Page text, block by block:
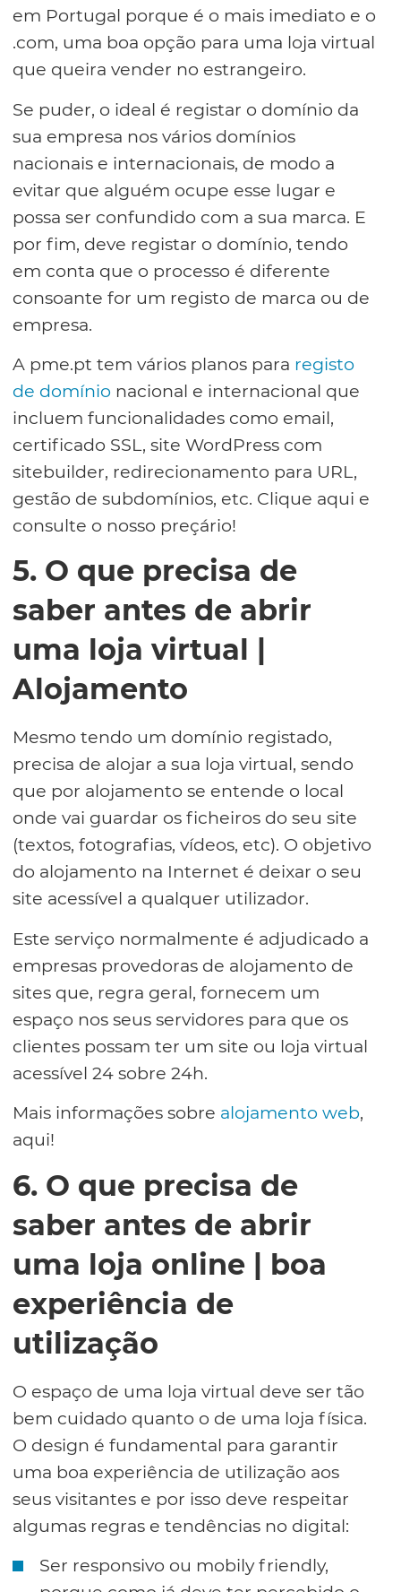
em Portugal porque é o mais imediato e o
.com, uma boa opção para uma loja virtual
que queira vender no estrangeiro.
Se puder, o ideal é registar o domínio da
sua empresa nos vários domínios
nacionais e internacionais, de modo a
evitar que alguém ocupe esse lugar e
possa ser confundido com a sua marca. E
por fim, deve registar o domínio, tendo
em conta que o processo é diferente
consoante for um registo de marca ou de
empresa.
A pme.pt tem vários planos para registo
de domínio nacional e internacional que
incluem funcionalidades como email,
certificado SSL, site WordPress com
sitebuilder, redirecionamento para URL,
gestão de subdomínios, etc. Clique aqui e
consulte o nosso preçário!
5. O que precisa de
saber antes de abrir
uma loja virtual |
Alojamento
Mesmo tendo um domínio registado,
precisa de alojar a sua loja virtual, sendo
que por alojamento se entende o local
onde vai guardar os ficheiros do seu site
(textos, fotografias, vídeos, etc). O objetivo
do alojamento na Internet é deixar o seu
site acessível a qualquer utilizador.
Este serviço normalmente é adjudicado a
empresas provedoras de alojamento de
sites que, regra geral, fornecem um
espaço nos seus servidores para que os
clientes possam ter um site ou loja virtual
acessível 24 sobre 24h.
Mais informações sobre alojamento web,
aqui!
6. O que precisa de
saber antes de abrir
uma loja online | boa
experiência de
utilização
O espaço de uma loja virtual deve ser tão
bem cuidado quanto o de uma loja física.
O design é fundamental para garantir
uma boa experiência de utilização aos
seus visitantes e por isso deve respeitar
algumas regras e tendências no digital:
Ser responsivo ou mobily friendly,